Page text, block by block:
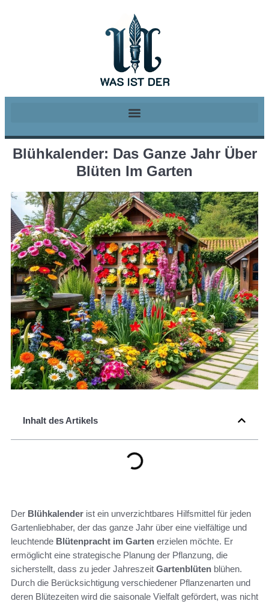
Blühkalender: Das Ganze Jahr Über
Blüten Im Garten
Inhalt des Artikels
Der Blühkalender ist ein unverzichtbares Hilfsmittel für jeden
Gartenliebhaber, der das ganze Jahr über eine vielfältige und
leuchtende Blütenpracht im Garten erzielen möchte. Er
ermöglicht eine strategische Planung der Pflanzung, die
sicherstellt, dass zu jeder Jahreszeit Gartenblüten blühen.
Durch die Berücksichtigung verschiedener Pflanzenarten und
deren Blütezeiten wird die saisonale Vielfalt gefördert, was nicht